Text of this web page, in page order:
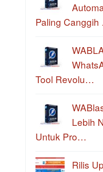
Paling
Tool Revolu…
Lebih
Untuk Pro…
Rilis